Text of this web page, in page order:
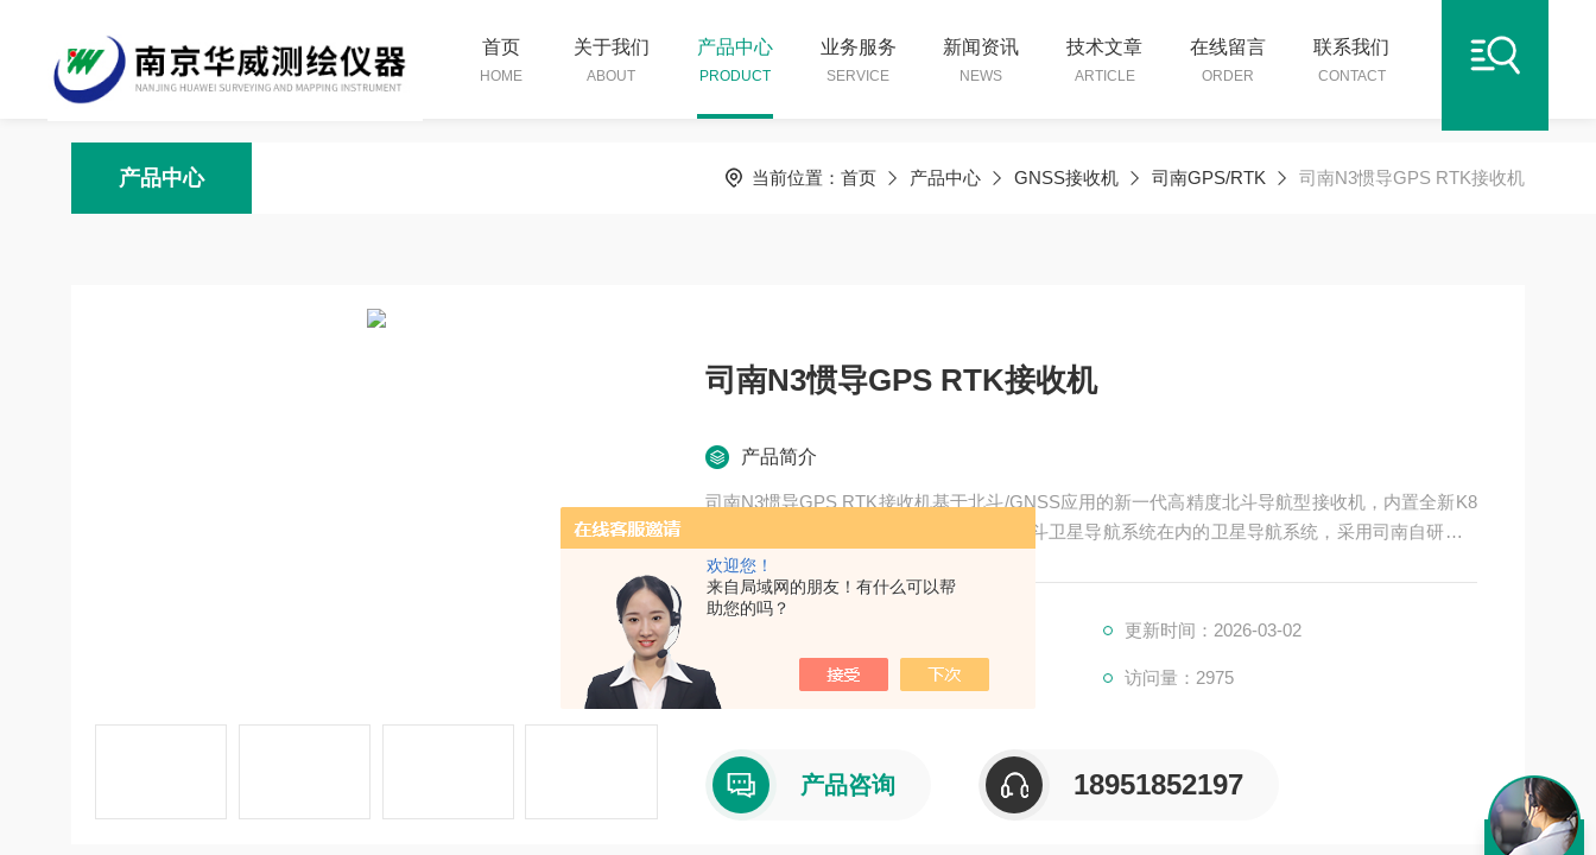
欢迎您！
来自局域网的朋友！有什么可以帮
助您的吗？
首页
HOME
关于我们
ABOUT
产品中心
PRODUCT
业务服务
SERVICE
新闻资讯
NEWS
技术文章
ARTICLE
在线留言
ORDER
联系我们
CONTACT
产品中心 当前位置： 首页 产品中心 GNSS接收机 司南GPS/RTK 司南N3惯导GPS RTK接收机
司南N3惯导GPS RTK接收机
产品简介
司南N3惯导GPS RTK接收机基于北斗/GNSS应用的新一代高精度北斗导航型接收机，内置全新K8
系列高精度北斗/GNSS模块，支持包括北斗卫星导航系统在内的卫星导航系统，采用司南自研的Q
UANTUM—RTK算法，性能升级、效用更*，搭配R550安卓手簿，操作更加便捷有效，在工程施工
放样、GNSS控制网布设、土地测量、地形图测量、市政测量等领域应用
更新时间：2026-03-02
厂商性质：代理商 访问量：2975
产品咨询 18951852197